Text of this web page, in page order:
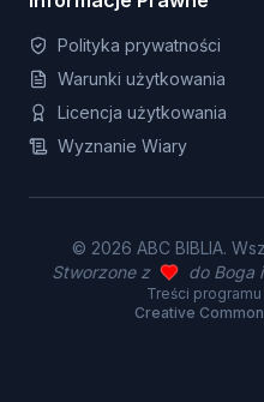
Polityka prywatności
Warunki użytkowania
Licencja użytkowania
Wyznanie Wiary
© 2026 ABC BIBLIA.
Stworzone z
do Boga
Treści
Creative